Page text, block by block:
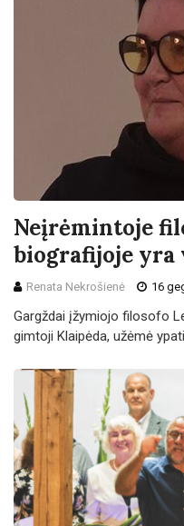
Neįrėmintoje
biografijoje yra
Renata Nekrošienė 16
Gargždai įžymiojo filosofo
gimtoji Klaipėda, užėmė